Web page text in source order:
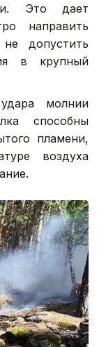
Это дает
направить
допустить
в крупный
молнии
способны
пламени,
воздуха